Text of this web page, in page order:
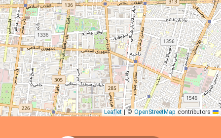
|© OpenStreetMapcontributors